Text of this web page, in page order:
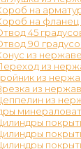
на
на фланец
45
90
из
из
из
из
из